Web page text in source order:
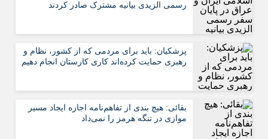
رسمی الزیدی بیانیه مشترک صادر کردند
پزشکیان: باید برای مردمی که از کشور، نظام و
رهبری حمایت کرده‌‎اند کاری کارستان انجام دهیم
بقائی: هیچ بندی از تفاهم‌نامه اجازه ایجاد مسیر
موازی در تنگه هرمز را نمی‌داد